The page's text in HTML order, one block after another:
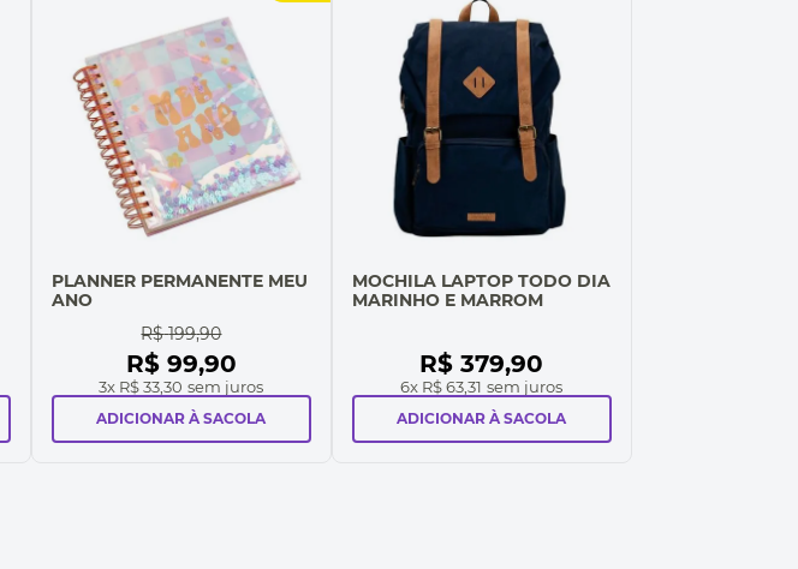
PLANNER PERMANENTE MEU
ANO
R$ 199,90
R$ 99,90
3x R$ 33,30 sem juros
ADICIONAR À SACOLA
MOCHILA LAPTOP TODO DIA
MARINHO E MARROM
R$ 379,90
6x R$ 63,31 sem juros
ADICIONAR À SACOLA